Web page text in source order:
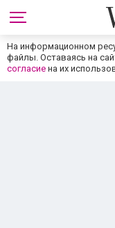
На информационном
файлы. Оставаясь на
согласие на их